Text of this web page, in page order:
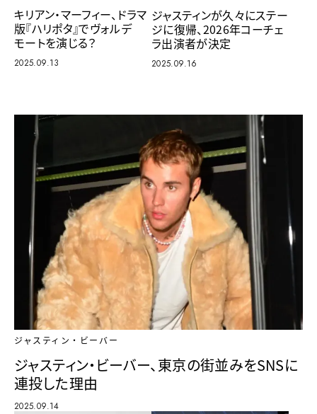
キリアン・マーフィー、ドラマ
版『ハリポタ』でヴォルデ
モートを演じる？
2025.09.13
ジャスティンが久々にステー
ジに復帰、2026年コーチェ
ラ出演者が決定
2025.09.16
ジャスティン・ビーバー
ジャスティン・ビーバー、東京の街並みをSNSに
連投した理由
2025.09.14